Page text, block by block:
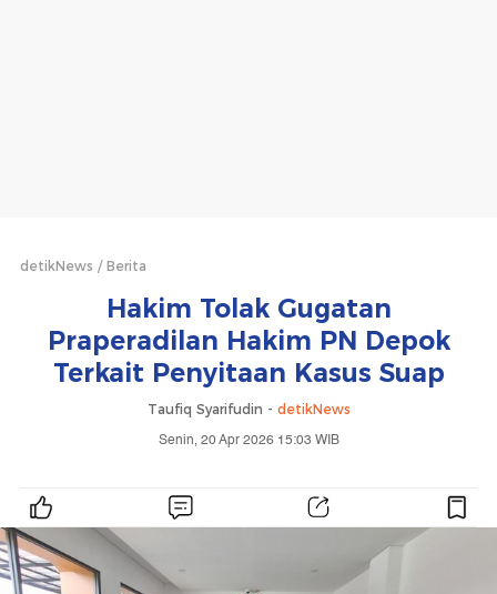
detikNews Berita
Hakim Tolak Gugatan
Praperadilan Hakim PN Depok
Terkait Penyitaan Kasus Suap
Taufiq Syarifudin - detikNews
Senin, 20 Apr 2026 15:03 WIB